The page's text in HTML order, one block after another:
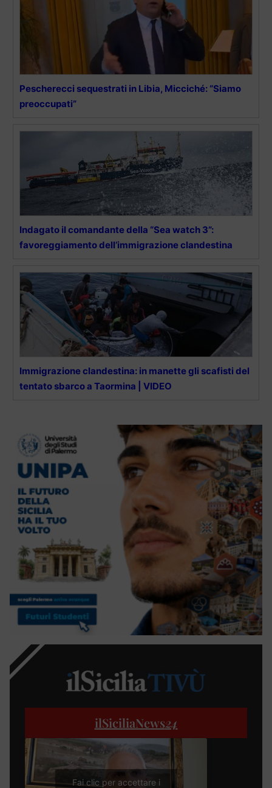
Pescherecci sequestrati in Libia, Micciché: “Siamo
preoccupati”
Indagato il comandante della “Sea watch 3”:
favoreggiamento dell’immigrazione clandestina
Immigrazione clandestina: in manette gli scafisti del
tentato sbarco a Taormina | VIDEO
ilSiciliaNews24
Fai clic per accettare i